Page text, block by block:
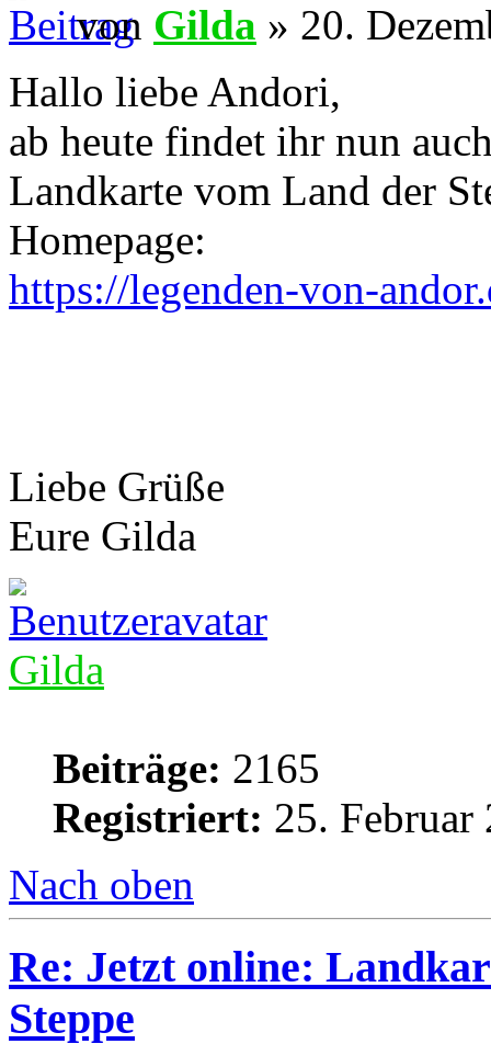
von Gilda » 20.
Hallo liebe Andori,
ab heute findet ihr nun
Landkarte vom Land der
Homepage:
https://legenden-von-
Liebe Grüße
Eure Gilda
Gilda
Beiträge: 2165
Registriert: 25. Februar
Nach oben
Re: Jetzt online:
Steppe